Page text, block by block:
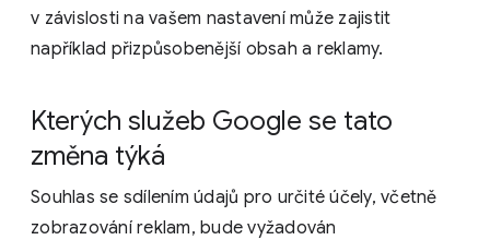
v závislosti na vašem nastavení může zajistit
například přizpůsobenější obsah a reklamy.
Kterých služeb Google se tato
změna týká
Souhlas se sdílením údajů pro určité účely, včetně
zobrazování reklam, bude vyžadován